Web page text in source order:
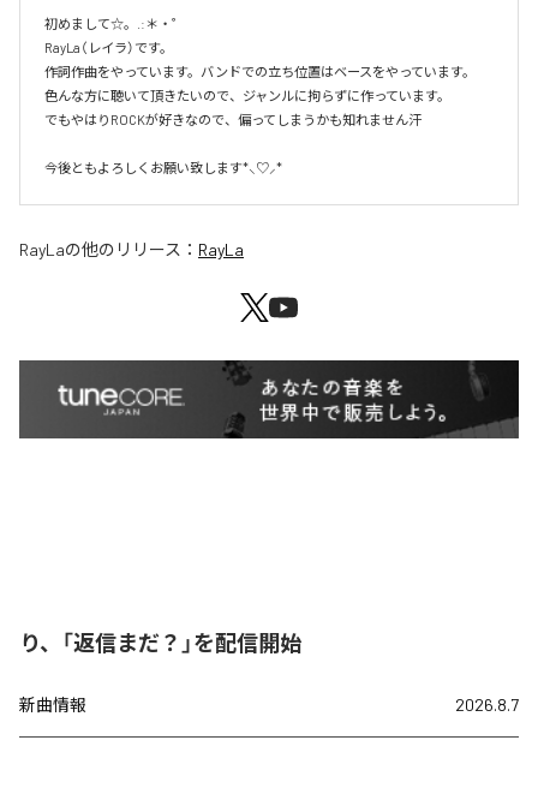
初めまして☆。.:＊・゜
RayLa（レイラ）です。
作詞作曲をやっています。バンドでの立ち位置はベースをやっています。
色んな方に聴いて頂きたいので、ジャンルに拘らずに作っています。
でもやはりROCKが好きなので、偏ってしまうかも知れません汗
今後ともよろしくお願い致します*⸜♡⸝*
RayLaの他のリリース： RayLa
り、「返信まだ？」を配信開始
新曲情報 2026.8.7